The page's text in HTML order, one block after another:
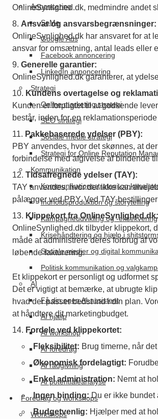
Annoncering
SoMe
Google Ads
Facebook annoncering
LinkedIn annoncering
Strategi
Online marketing strategi
SEO strategi
Sociale medie strategi
Strategi for Online Reputation
Kommunikation
Kommunikationsstrategi og
Indholdsproduktion og storytelling
Kampagneudvikling og -eksekvering
Krisehåndtering og hjælp i
Sociale medier og digital
Politisk kommunikation og
AI
Få din egen AI-assistent
AI hjælp
AI workshop
AI foredrag
AI rådgivning
AI potentialeanalyse
Foredrag og workshops
Workshops
OnlineSynlighed.dk, medmindre andet
Ansvar og ansvarsbegrænsninger:
OnlineSynlighed.dk har ansvaret for at
ansvar for omsætning, antal leads eller
Generelle garantier:
OnlineSynlighed.dk garanterer, at
Kundens overtagelse og
Kunden er forpligtet til at godkende
består, inden for en
Pakkebaserede ydelser (PBY):
PBY anvendes, hvor det skønnes, at
forbindelse med afgivelse af bindende
Tidsafregnede ydelser (TAY):
TAY anvendes, hvor der ikke kan
pålægger ved PBY. Ved TAY-
Klippekort fra OnlineSynlighed.dk:
OnlineSynlighed.dk tilbyder klippekort,
måde at administrere deres forbrug af
løbende fakturering.
Et klippekort er personligt og udformet
Det er vigtigt at bemærke, at ubrugte
hvad der passer bedst ind i din plan.
at håndtere dit marketingbudget.
Fordele ved klippekortet:
Fleksibilitet: Brug timerne, når
Økonomisk fordelagtigt:
Enkel administration: Nemt at
Ingen binding:Du er ikke bundet
Budgetvenlig: Hjælper med at